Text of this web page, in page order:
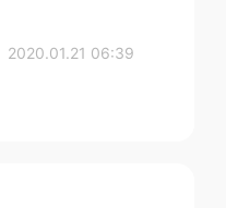
2020.01.21 06:39